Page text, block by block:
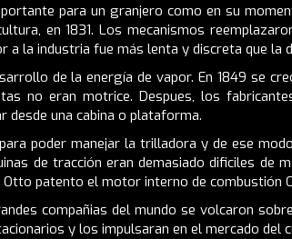
para un granjero como en su
en 1831. Los mecanismos
la industria fue más lenta y discreta que la
de la energía de vapor. En 1849 se
no eran motrice. Despues, los
desde una cabina o plataforma.
poder manejar la trilladora y de ese
de tracción eran demasiado dificiles de
patento el motor interno de combustión
compañias del mundo se volcaron
y los impulsaran en el mercado del